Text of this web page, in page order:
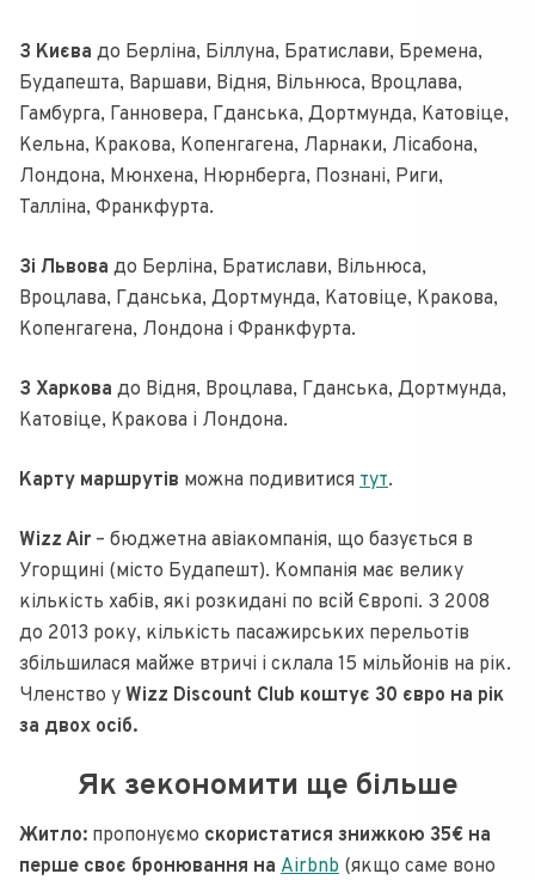
З Києва до Берліна, Біллуна, Братислави, Бремена,
Будапешта, Варшави, Відня, Вільнюса, Вроцлава,
Гамбурга, Ганновера, Гданська, Дортмунда, Катовіце,
Кельна, Кракова, Копенгагена, Ларнаки, Лісабона,
Лондона, Мюнхена, Нюрнберга, Познані, Риги,
Талліна, Франкфурта.
Зі Львова до Берліна, Братислави, Вільнюса,
Вроцлава, Гданська, Дортмунда, Катовіце, Кракова,
Копенгагена, Лондона і Франкфурта.
З Харкова до Відня, Вроцлава, Гданська, Дортмунда,
Катовіце, Кракова і Лондона.
Карту маршрутів можна подивитися тут.
Wizz Air – бюджетна авіакомпанія, що базується в
Угорщині (місто Будапешт). Компанія має велику
кількість хабів, які розкидані по всій Європі. З 2008
до 2013 року, кількість пасажирських перельотів
збільшилася майже втричі і склала 15 мільйонів на рік.
Членство у Wizz Discount Club коштує 30 євро на рік
за двох осіб.
Як зекономити ще більше
Житло: пропонуємо скористатися знижкою 35€ на
перше своє бронювання на Airbnb (якщо саме воно